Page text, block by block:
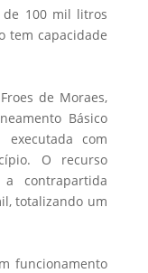
100 mil litros
tem capacidade
de Moraes,
Básico
com
O recurso
contrapartida
totalizando um
funcionamento